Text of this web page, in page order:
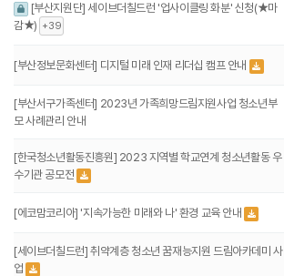
[부산지원단] 세이브더칠드런 '업사이클링 화분' 신청(★마
감★) +39
[부산정보문화센터] 디지털 미래 인재 리더십 캠프 안내
[부산서구가족센터] 2023년 가족희망드림지원사업 청소년부
모 사례관리 안내
[한국청소년활동진흥원] 2023 지역별 학교연계 청소년활동 우
수기관 공모전
[에코맘코리아] '지속가능한 미래와 나' 환경 교육 안내
[세이브더칠드런] 취약계층 청소년 꿈재능지원 드림아카데미 사
업